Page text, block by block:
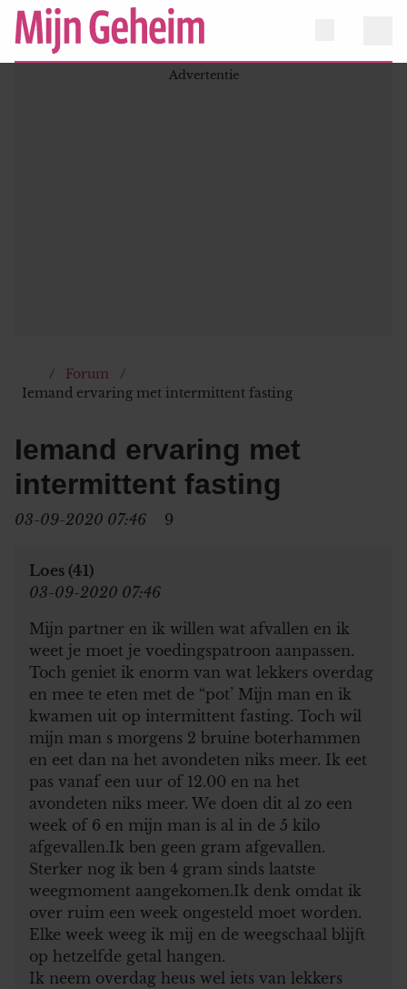
Forum
Iemand ervaring met intermittent fasting
Iemand ervaring met
intermittent fasting
03-09-2020 07:46 9
Loes (41)
03-09-2020 07:46
Mijn partner en ik willen wat afvallen en ik
weet je moet je voedingspatroon aanpassen.
Toch geniet ik enorm van wat lekkers overdag
en mee te eten met de “pot’ Mijn man en ik
kwamen uit op intermittent fasting. Toch wil
mijn man s morgens 2 bruine boterhammen
en eet dan na het avondeten niks meer. Ik eet
pas vanaf een uur of 12.00 en na het
avondeten niks meer. We doen dit al zo een
week of 6 en mijn man is al in de 5 kilo
afgevallen.Ik ben geen gram afgevallen.
Sterker nog ik ben 4 gram sinds laatste
weegmoment aangekomen.Ik denk omdat ik
over ruim een week ongesteld moet worden.
Elke week weeg ik mij en de weegschaal blijft
op hetzelfde getal hangen.
Ik neem overdag heus wel iets van lekkers